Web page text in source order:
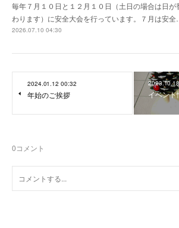
毎年７月１０日と１２月１０日（土日の場合は日が
わります）に安全大会を行っています。７月は安
2026.07.10 04:30
2024.01.12 00:32
年始のご挨拶 イベント
0コメント